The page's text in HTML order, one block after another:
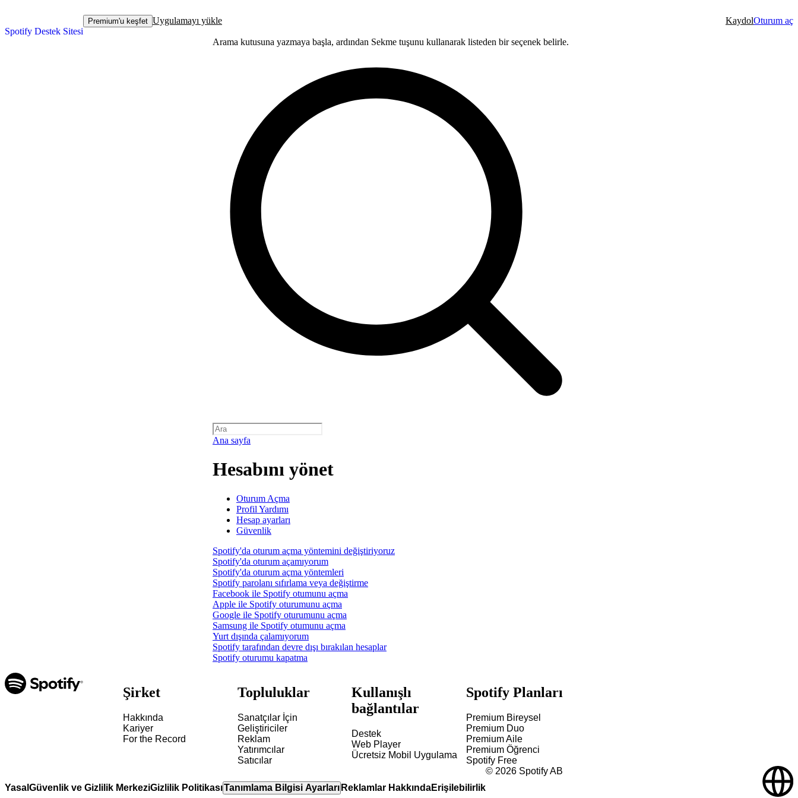
Spotify Destek Sitesi
Premium'u keşfet Uygulamayı yükle KaydolOturum aç
Arama kutusuna yazmaya başla, ardından Sekme tuşunu kullanarak listeden bir seçenek belirle.
Ana sayfa
Hesabını yönet
Oturum Açma
Profil Yardımı
Hesap ayarları
Güvenlik
Spotify'da oturum açma yöntemini değiştiriyoruz
Spotify'da oturum açamıyorum
Spotify'da oturum açma yöntemleri
Spotify parolanı sıfırlama veya değiştirme
Facebook ile Spotify otumunu açma
Apple ile Spotify oturumunu açma
Google ile Spotify oturumunu açma
Samsung ile Spotify otumunu açma
Yurt dışında çalamıyorum
Spotify tarafından devre dışı bırakılan hesaplar
Spotify oturumu kapatma
Şirket
Hakkında
Kariyer
For the Record
Topluluklar
Sanatçılar İçin
Geliştiriciler
Reklam
Yatırımcılar
Satıcılar
Kullanışlı
bağlantılar
Destek
Web Player
Ücretsiz Mobil Uygulama
Spotify Planları
Premium Bireysel
Premium Duo
Premium Aile
Premium Öğrenci
Spotify Free
Yasal Güvenlik ve Gizlilik MerkeziGizlilik PolitikasıTanımlama Bilgisi Ayarları Reklamlar HakkındaErişilebilirlik
© 2026 Spotify AB